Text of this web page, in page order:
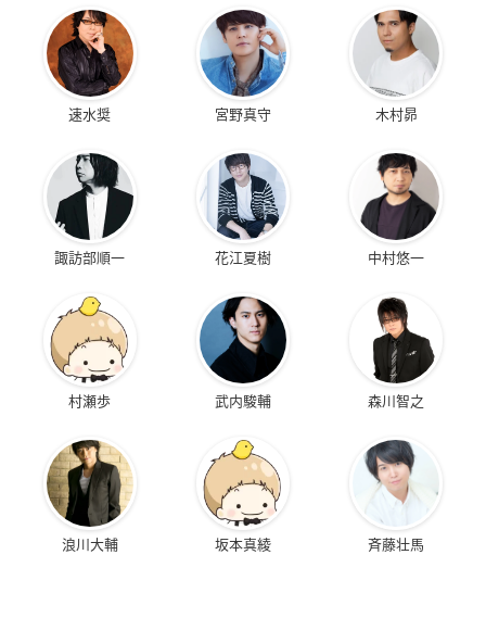
速水奨 宮野真守 木村昴
諏訪部順一 花江夏樹 中村悠一
村瀬歩 武内駿輔 森川智之
浪川大輔 坂本真綾 斉藤壮馬